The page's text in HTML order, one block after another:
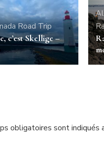
Road Trip
c’est Skellige –
obligatoires sont indiqués